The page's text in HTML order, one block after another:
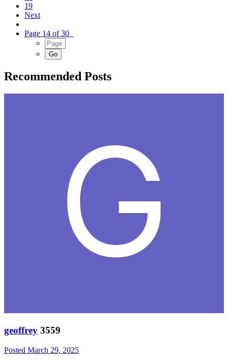
19
Next
Page 14 of 30
Recommended Posts
geoffrey 3559
Posted March 29, 2025